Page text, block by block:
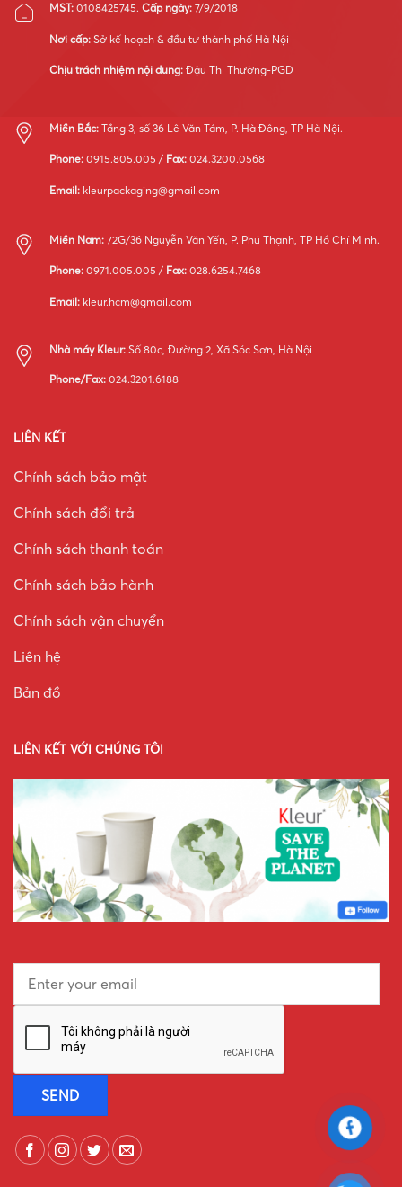
MST: 0108425745. Cấp ngày: 7/9/2018
Nơi cấp: Sở kế hoạch & đầu tư thành phố Hà Nội
Chịu trách nhiệm nội dung: Đậu Thị Thường-PGD
Miền Bắc: Tầng 3, số 36 Lê Văn Tám, P. Hà Đông, TP Hà Nội.
Phone: 0915.805.005 / Fax: 024.3200.0568
Email: kleurpackaging@gmail.com
Miền Nam: 72G/36 Nguyễn Văn Yến, P. Phú Thạnh, TP Hồ Chí Minh.
Phone: 0971.005.005 / Fax: 028.6254.7468
Email: kleur.hcm@gmail.com
Nhà máy Kleur: Số 80c, Đường 2, Xã Sóc Sơn, Hà Nội
Phone/Fax: 024.3201.6188
LIÊN KẾT
Chính sách bảo mật
Chính sách đổi trả
Chính sách thanh toán
Chính sách bảo hành
Chính sách vận chuyển
Liên hệ
Bản đồ
LIÊN KẾT VỚI CHÚNG TÔI